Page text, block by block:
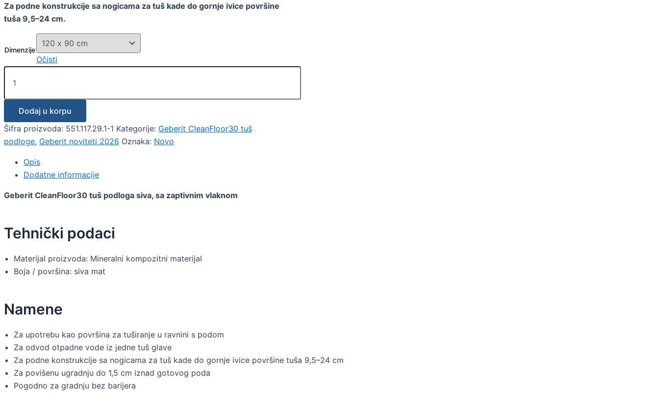
Za podne konstrukcije sa nogicama za tuš kade do gornje ivice površine
tuša 9,5–24 cm.
Dimenzije
Očisti
Dodaj u korpu
Šifra proizvoda: 551.117.29.1-1 Kategorije: Geberit CleanFloor30 tuš
podloge, Geberit noviteti 2026 Oznaka: Novo
Opis
Dodatne informacije
Geberit CleanFloor30 tuš podloga siva, sa zaptivnim vlaknom
Tehnički podaci
Materijal proizvoda: Mineralni kompozitni materijal
Boja / površina: siva mat
Namene
Za upotrebu kao površina za tuširanje u ravnini s podom
Za odvod otpadne vode iz jedne tuš glave
Za podne konstrukcije sa nogicama za tuš kade do gornje ivice površine tuša 9,5–24 cm
Za povišenu ugradnju do 1,5 cm iznad gotovog poda
Pogodno za gradnju bez barijera